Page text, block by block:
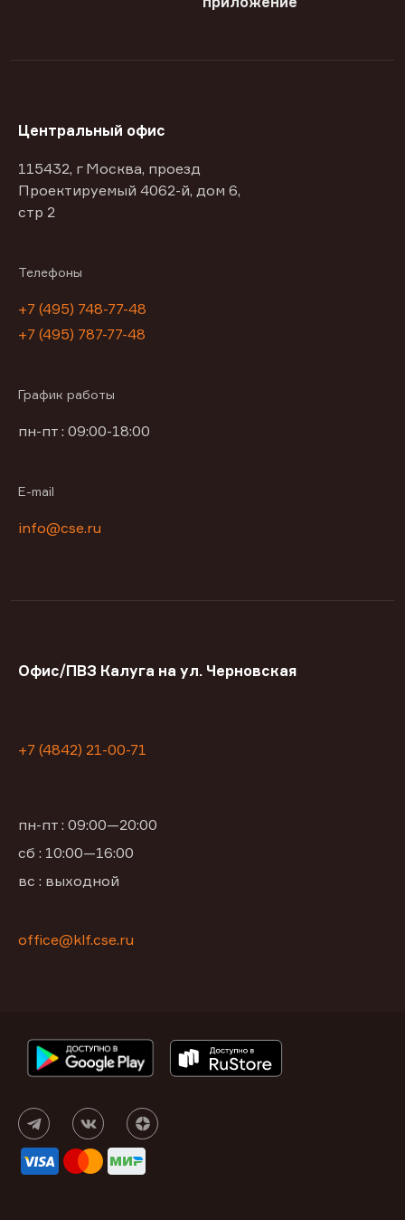
Центральный офис
115432, г Москва, проезд
Проектируемый 4062-й, дом 6,
стр 2
Телефоны
+7 (495) 748-77-48
+7 (495) 787-77-48
График работы
пн-пт : 09:00-18:00
E-mail
info@cse.ru
Офис/ПВЗ Калуга на ул. Черновская
+7 (4842) 21-00-71
пн-пт : 09:00—20:00
сб : 10:00—16:00
вс : выходной
office@klf.cse.ru